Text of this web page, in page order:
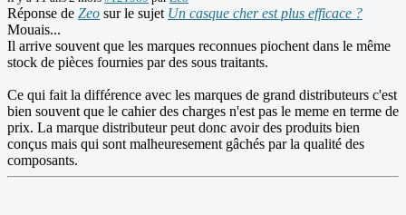
Réponse de Zeo sur le sujet Un casque cher est plus efficace ?
Mouais...
Il arrive souvent que les marques reconnues piochent dans le même
stock de pièces fournies par des sous traitants.
Ce qui fait la différence avec les marques de grand distributeurs c'est
bien souvent que le cahier des charges n'est pas le meme en terme de
prix. La marque distributeur peut donc avoir des produits bien
conçus mais qui sont malheuresement gâchés par la qualité des
composants.